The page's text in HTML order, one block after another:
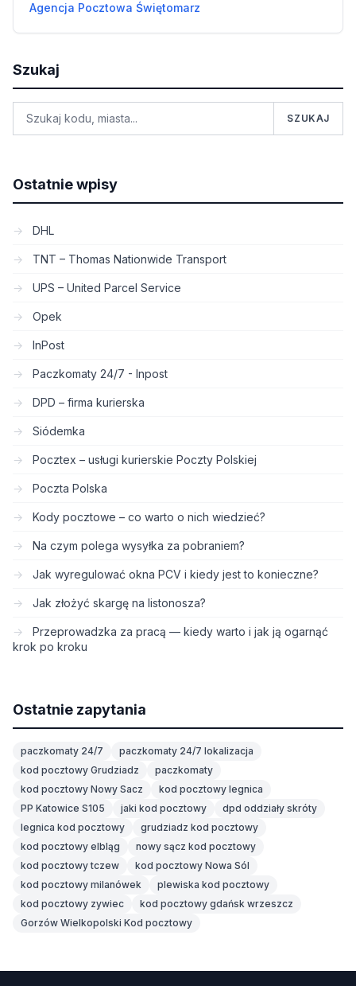
Agencja Pocztowa Świętomarz
Szukaj
SZUKAJ
Ostatnie wpisy
DHL
TNT – Thomas Nationwide Transport
UPS – United Parcel Service
Opek
InPost
Paczkomaty 24/7 - Inpost
DPD – firma kurierska
Siódemka
Pocztex – usługi kurierskie Poczty Polskiej
Poczta Polska
Kody pocztowe – co warto o nich wiedzieć?
Na czym polega wysyłka za pobraniem?
Jak wyregulować okna PCV i kiedy jest to konieczne?
Jak złożyć skargę na listonosza?
Przeprowadzka za pracą — kiedy warto i jak ją ogarnąć
krok po kroku
Ostatnie zapytania
paczkomaty 24/7
paczkomaty 24/7 lokalizacja
kod pocztowy Grudziadz
paczkomaty
kod pocztowy Nowy Sacz
kod pocztowy legnica
PP Katowice S105
jaki kod pocztowy
dpd oddziały skróty
legnica kod pocztowy
grudziadz kod pocztowy
kod pocztowy elbląg
nowy sącz kod pocztowy
kod pocztowy tczew
kod pocztowy Nowa Sól
kod pocztowy milanówek
plewiska kod pocztowy
kod pocztowy zywiec
kod pocztowy gdańsk wrzeszcz
Gorzów Wielkopolski Kod pocztowy